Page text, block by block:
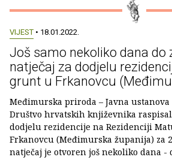
VIJEST • 18.01.2022.
Još samo nekoliko dana do
natječaj za dodjelu
grunt u Frkanovcu
Međimurska priroda – Javna
Društvo hrvatskih književnika
dodjelu rezidencije na Rezidenciji
Frkanovcu (Međimurska županija) za
natječaj je otvoren još nekoliko dana -